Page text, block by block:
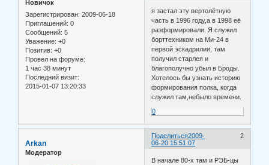
Новичок
Зарегистрирован: 2009-06-18
Приглашений: 0
Сообщений: 5
Уважение: +0
Позитив: +0
Провел на форуме:
1 час 38 минут
Последний визит:
2015-01-07 13:20:33
я застал эту вертолётную
часть в 1996 году,а в 1998 её
разформировали. Я служил
борттехником на Ми-24 в
первой эскадрилии, там
получил старлея и
благополучно убыл в Броды.
Хотелось бы узнать историю
формирования полка, когда
служил там,небыло времени.
0
Поделиться 2
2009-
06-20 15:51:07
Arkan
Модератор
В начале 80-х там и РЭБ-цы